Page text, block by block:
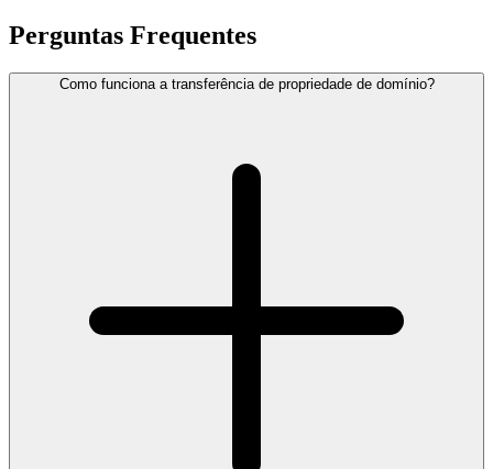
Perguntas Frequentes
Como funciona a transferência de propriedade de domínio?